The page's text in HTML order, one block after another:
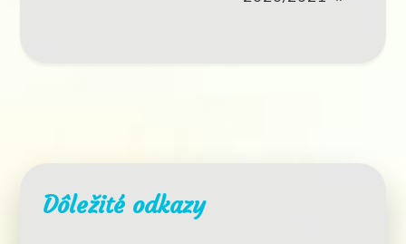
Dôležité odkazy